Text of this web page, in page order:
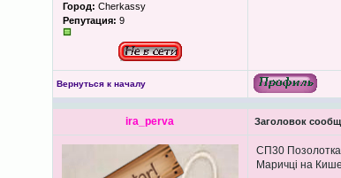
Город: Cherkassy
Репутация: 9
Вернуться к началу
ira_perva Заголовок
СП30
Маричці на